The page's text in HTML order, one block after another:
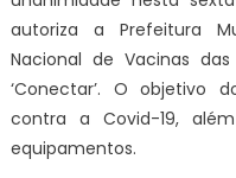
autoriza a Prefeitura
Nacional de Vacinas das
‘Conectar’. O objetivo
contra a Covid-19,
equipamentos.